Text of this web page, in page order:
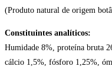
(Produto natural de origem
Constituintes analíticos:
Humidade 8%, proteína bruta
cálcio 1,5%, fósforo 1,25%,